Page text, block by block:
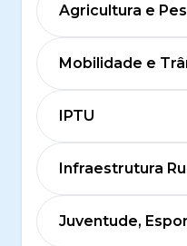
Agricultura e
Mobilidade e
IPTU
Infraestrutura
Juventude,